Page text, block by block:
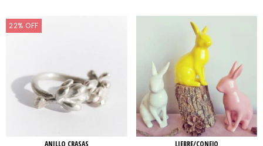
22% OFF
ANILLO CRASAS
LIEBRE/CONEJO